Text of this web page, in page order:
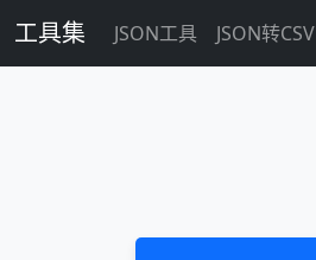
工具集 JSON工具 JSON转CSV